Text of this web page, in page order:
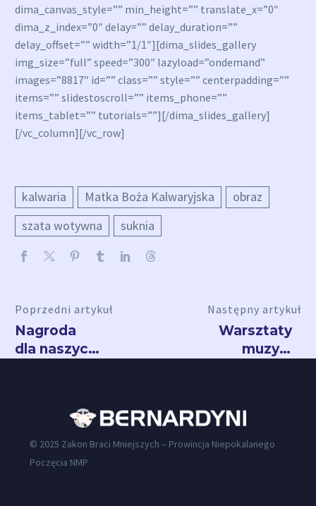
dima_canvas_style=”” min_height=”” translate_x=”0″
dima_z_index=”0″ delay=”” delay_duration=””
delay_offset=”” width=”1/1″][dima_slides_gallery
img_size=”full” speed=”300″ lazyload=”ondemand”
images=”8817″ id=”” class=”” style=”” centerpadding=””
items=”” slidestoscroll=”” items_phone=””
items_tablet=”” tutorials=””][/dima_slides_gallery]
[/vc_column][/vc_row]
kalwaria Matka Boża Kalwaryjska
obraz
szata wotywna
suknia
Poprzedni artykuł
Nagroda
dla naszych
Następny artykuł
Warsztaty
muzyki
sanktuarium
© 2025 Zakon Braci Mniejszych – Prowincja Niepokalanego
Poczęcia NMP